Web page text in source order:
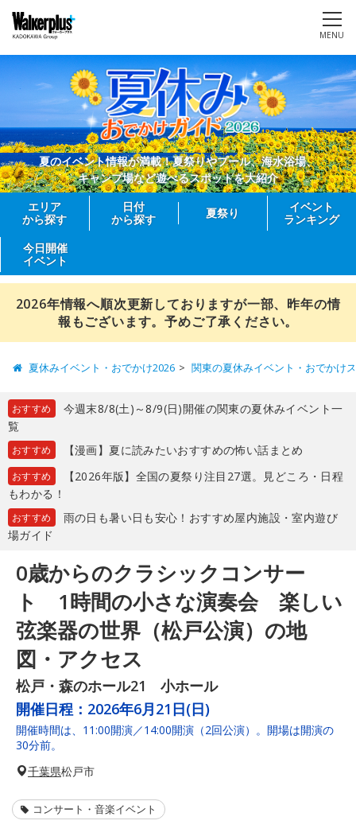
MENU
夏のイベント情報が満載！夏祭りやプール、海水浴場、
キャンプ場など遊べるスポットを大紹介
エリア
から探す
日付
から探す
夏祭り
イベント
ランキング
今日開催
イベント
2026年情報へ順次更新しておりますが一部、昨年の情
報もございます。予めご了承ください。
夏休みイベント・おでかけ2026 関東の夏休みイベント・おでかけ
おすすめ
今週末8/8(土)～8/9(日)開催の関東の夏休みイベント一
覧
おすすめ 【漫画】夏に読みたいおすすめの怖い話まとめ
おすすめ
【2026年版】全国の夏祭り注目27選。見どころ・日程
もわかる！
おすすめ
雨の日も暑い日も安心！おすすめ屋内施設・室内遊び
場ガイド
0歳からのクラシックコンサー
ト 1時間の小さな演奏会 楽しい
弦楽器の世界（松戸公演）の地
図・アクセス
松戸・森のホール21 小ホール
開催日程： 2026年6月21日(日)
開催時間は、11:00開演／14:00開演（2回公演）。開場は開演の
30分前。
千葉県松戸市
コンサート・音楽イベント